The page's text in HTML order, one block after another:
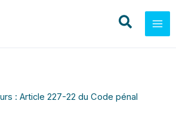
: Article 227-22 du Code pénal